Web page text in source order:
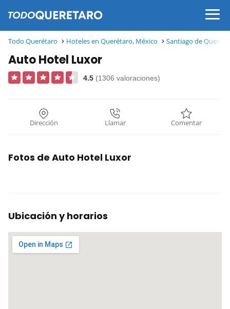
Todo Querétaro Hoteles en Querétaro, México Santiago de
Auto Hotel Luxor
4.5 (1306 valoraciones)
Dirección Llamar Comentar
Fotos de Auto Hotel Luxor
Ubicación y horarios